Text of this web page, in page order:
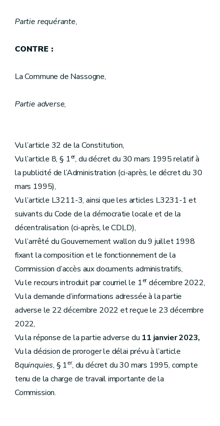
Partie requérante,
CONTRE :
La Commune de Nassogne,
Partie adverse,
Vu l’article 32 de la Constitution,
Vu l’article 8, § 1er, du décret du 30 mars 1995 relatif à
la publicité de l’Administration (ci-après, le décret du 30
mars 1995),
Vu l’article L3211-3, ainsi que les articles L3231-1 et
suivants du Code de la démocratie locale et de la
décentralisation (ci-après, le CDLD),
Vu l’arrêté du Gouvernement wallon du 9 juillet 1998
fixant la composition et le fonctionnement de la
Commission d’accès aux documents administratifs,
Vu le recours introduit par courriel le 1erdécembre 2022,
Vu la demande d’informations adressée à la partie
adverse le 22 décembre 2022 et reçue le 23 décembre
2022,
Vu la réponse de la partie adverse du 11 janvier 2023,
Vu la décision de proroger le délai prévu à l’article
8quinquies, § 1er, du décret du 30 mars 1995, compte
tenu de la charge de travail importante de la
Commission.